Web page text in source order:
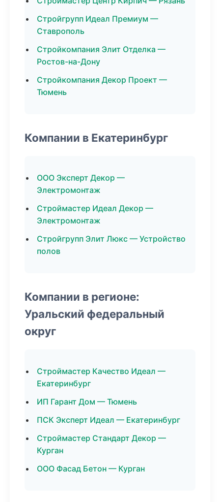
Стройгрупп Идеал Премиум —
Ставрополь
Стройкомпания Элит Отделка —
Ростов-на-Дону
Стройкомпания Декор Проект —
Тюмень
Компании в Екатеринбург
ООО Эксперт Декор —
Электромонтаж
Строймастер Идеал Декор —
Электромонтаж
Стройгрупп Элит Люкс — Устройство
полов
Компании в регионе:
Уральский федеральный
округ
Строймастер Качество Идеал —
Екатеринбург
ИП Гарант Дом — Тюмень
ПСК Эксперт Идеал — Екатеринбург
Строймастер Стандарт Декор —
Курган
ООО Фасад Бетон — Курган